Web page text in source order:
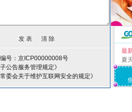
号：京ICP00000008号
公告服务管理规定》
委会关于维护互联网安全的规定》
最
夏